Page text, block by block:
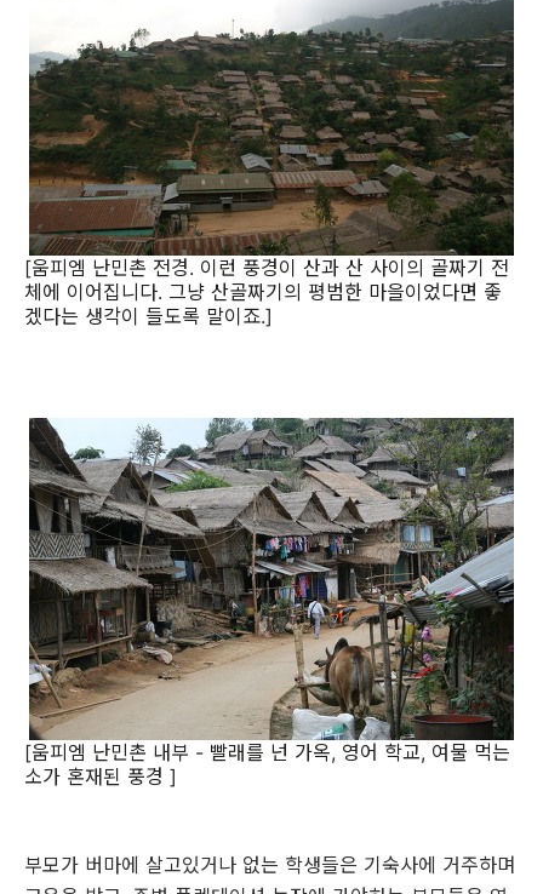
[움피엠 난민촌 전경. 이런 풍경이 산과 산 사이의 골짜기 전
체에 이어집니다. 그냥 산골짜기의 평범한 마을이었다면 좋
겠다는 생각이 들도록 말이죠.]
[움피엠 난민촌 내부 - 빨래를 넌 가옥, 영어 학교, 여물 먹는
소가 혼재된 풍경 ]
부모가 버마에 살고있거나 없는 학생들은 기숙사에 거주하며